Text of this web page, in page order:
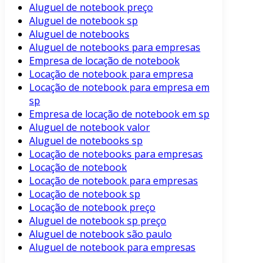
Aluguel de notebook preço
Aluguel de notebook sp
Aluguel de notebooks
Aluguel de notebooks para empresas
Empresa de locação de notebook
Locação de notebook para empresa
Locação de notebook para empresa em
sp
Empresa de locação de notebook em sp
Aluguel de notebook valor
Aluguel de notebooks sp
Locação de notebooks para empresas
Locação de notebook
Locação de notebook para empresas
Locação de notebook sp
Locação de notebook preço
Aluguel de notebook sp preço
Aluguel de notebook são paulo
Aluguel de notebook para empresas